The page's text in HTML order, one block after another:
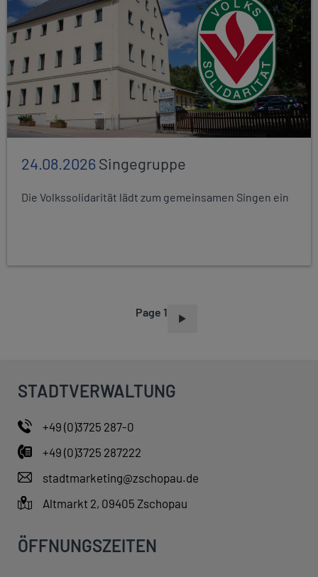
24.08.2026Singegruppe
Die Volkssolidarität lädt zum gemeinsamen Singen ein
Page 1
STADTVERWALTUNG
+49 (0)3725 287-0
+49 (0)3725 287222
stadtmarketing@zschopau.de
Altmarkt 2, 09405 Zschopau
ÖFFNUNGSZEITEN